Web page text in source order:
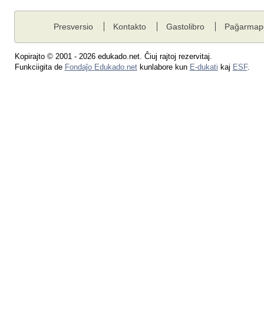
Presversio Kontakto Gastolibro
Kopirajto © 2001 - 2026 edukado.net. Ĉiuj rajtoj rezervitaj.
Funkciigita de Fondaĵo Edukado.netkunlabore kun E-dukati kaj ESF.